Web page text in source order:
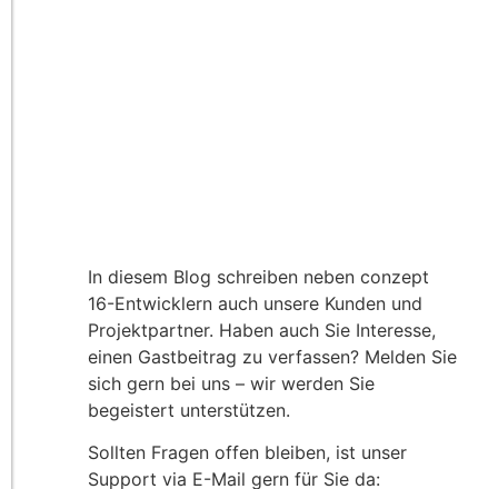
In diesem Blog schreiben neben conzept
16-Entwicklern auch unsere Kunden und
Projektpartner. Haben auch Sie Interesse,
einen Gastbeitrag zu verfassen? Melden Sie
sich gern bei uns – wir werden Sie
begeistert unterstützen.
Sollten Fragen offen bleiben, ist unser
Support via E-Mail gern für Sie da: